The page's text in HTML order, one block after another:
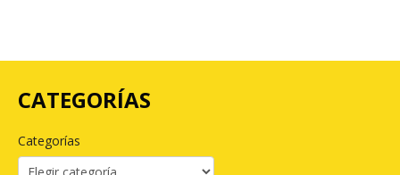
CATEGORÍAS
Categorías